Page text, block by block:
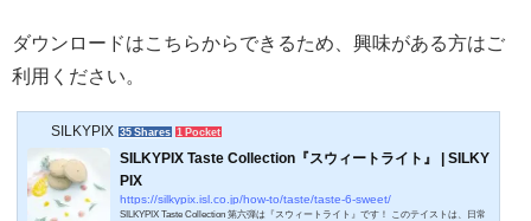
ダウンロードはこちらからできるため、興味がある方はご
利用ください。
SILKYPIX 35 Shares 1 Pocket
SILKYPIX Taste Collection『スウィートライト』 | SILKY
PIX
https://silkypix.isl.co.jp/how-to/taste/taste-6-sweet/
SILKYPIX Taste Collection 第六弾は『スウィートライト』です！ このテイストは、日常